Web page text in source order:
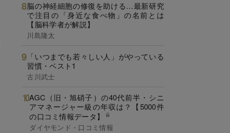
脳の神経細胞の修復を助ける…最新研究
で注目の「身近な食べ物」の名前とは
【脳科学者が解説】
川島隆太
「いつまでも若々しい人」がやっている
習慣・ベスト1
古川武士
AGC（旧・旭硝子）の40代前半・シニ
アマネージャー級の年収は？【5000件
の口コミ情報データ】
ダイヤモンド・口コミ情報